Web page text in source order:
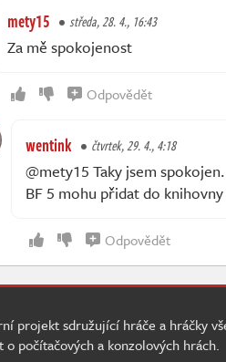
mety15 středa, 28. 4., 16:43
Za mě spokojenost
Odpovědět
wentink čtvrtek, 29. 4., 4:18
@mety15 Taky jsem
BF 5 mohu přidat do
Odpovědět
projekt sdružující hráče a hráčky
počítačových a konzolových hrách.